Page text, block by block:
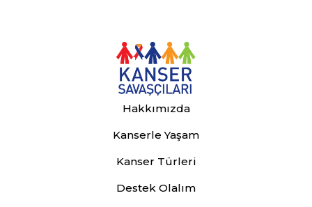
Hakkımızda
Kanserle Yaşam
Kanser Türleri
Destek Olalım